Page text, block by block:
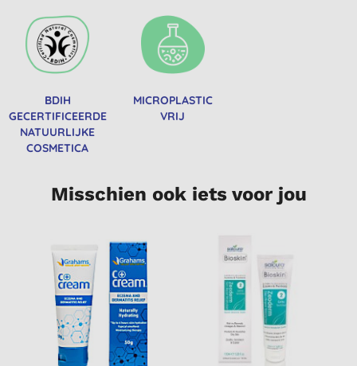
BDIH
GECERTIFICEERDE
NATUURLIJKE
COSMETICA
MICROPLASTIC
VRIJ
Misschien ook iets voor jou